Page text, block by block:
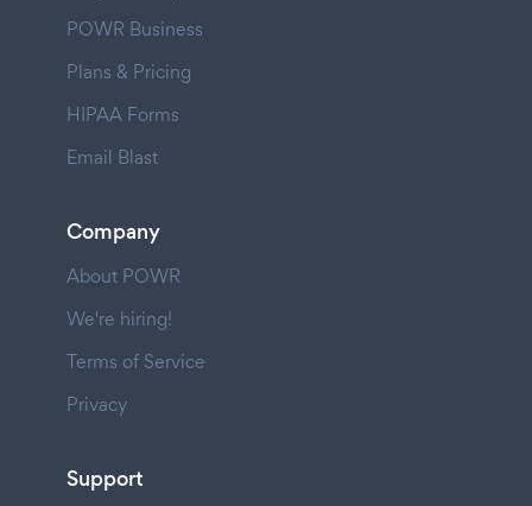
POWR Business
Plans & Pricing
HIPAA Forms
Email Blast
Company
About POWR
We're hiring!
Terms of Service
Privacy
Support